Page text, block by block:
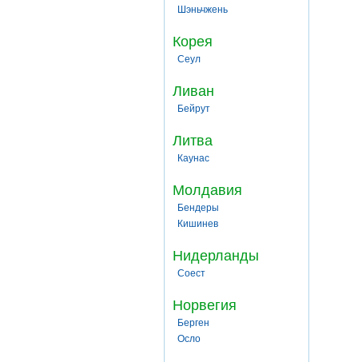
Шэньчжень
Корея
Сеул
Ливан
Бейрут
Литва
Каунас
Молдавия
Бендеры
Кишинев
Нидерланды
Соест
Норвегия
Берген
Осло